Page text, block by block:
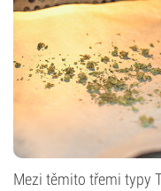
Mezi těmito třemi typy